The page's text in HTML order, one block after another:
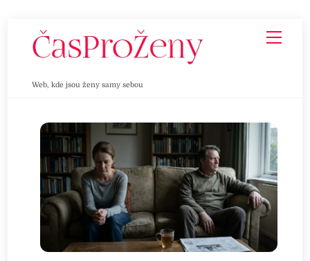
Web, kde jsou ženy samy sebou